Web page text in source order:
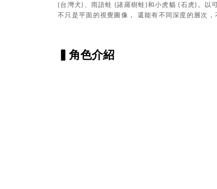
(台灣犬)、雨語蛙 (諸羅樹蛙)和小虎貓 (石虎)。以
不只是平面的視覺圖像， 還能有不同深度的層次
▍角色介紹